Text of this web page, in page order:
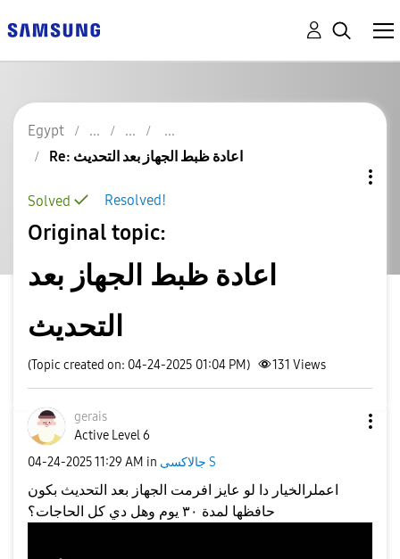
Egypt
Re: اعادة ظبط الجهاز بعد التحديث
Resolved!
Solved
Original topic:
اعادة ظبط الجهاز بعد
التحديث
(Topic created on: 04-24-2025 01:04 PM) 131 Views
gerais
Active Level 6
‎04-24-202511:29 AM in جالاكسى S
اعملرالخيار دا لو عايز افرمت الجهاز بعد التحديث بكون
حافظها لمدة ٣٠ يوم وهل دي كل الحاجات؟